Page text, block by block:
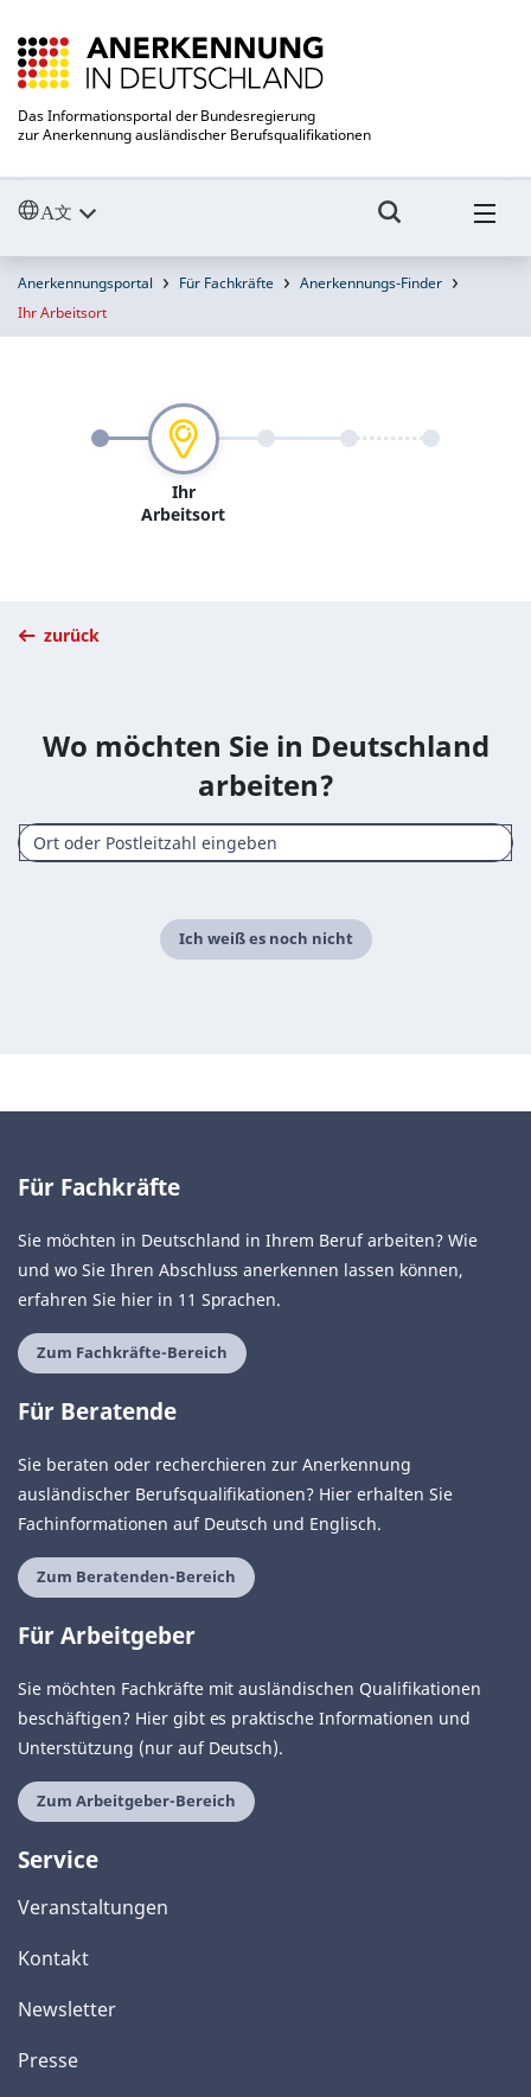
Das Informationsportal der Bundesregierung
zur Anerkennung ausländischer Berufsqualifikationen
Anerkennungsportal Für Fachkräfte
Anerkennungs-Finder
Ihr Arbeitsort
Ihr
Arbeitsort
zurück
Wo möchten Sie in Deutschland
arbeiten?
Ich weiß es noch nicht
Für Fachkräfte
Sie möchten in Deutschland in Ihrem Beruf arbeiten? Wie
und wo Sie Ihren Abschluss anerkennen lassen können,
erfahren Sie hier in 11 Sprachen.
Zum Fachkräfte-Bereich
Für Beratende
Sie beraten oder recherchieren zur Anerkennung
ausländischer Berufsqualifikationen? Hier erhalten Sie
Fachinformationen auf Deutsch und Englisch.
Zum Beratenden-Bereich
Für Arbeitgeber
Sie möchten Fachkräfte mit ausländischen Qualifikationen
beschäftigen? Hier gibt es praktische Informationen und
Unterstützung (nur auf Deutsch).
Zum Arbeitgeber-Bereich
Service
Veranstaltungen
Kontakt
Newsletter
Presse